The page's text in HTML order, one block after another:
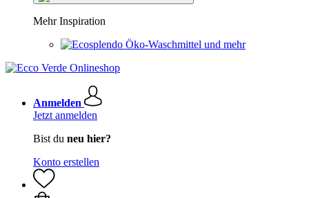
Mehr Inspiration
Öko-Waschmittel und mehr
Anmelden
Jetzt anmelden
Bist du neu hier?
Konto erstellen